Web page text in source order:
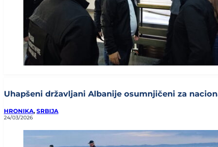
Uhapšeni državljani Albanije osumnjičeni za
HRONIKA, SRBIJA
24/03/2026